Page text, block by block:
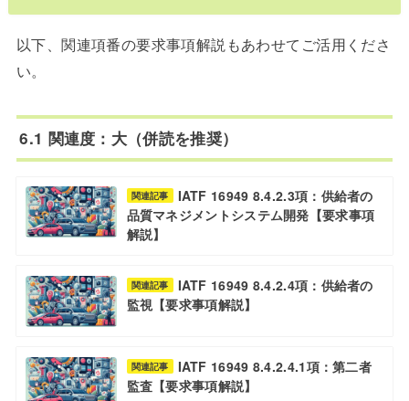
以下、関連項番の要求事項解説もあわせてご活用くださ
い。
6.1 関連度：大（併読を推奨）
関連記事
IATF 16949 8.4.2.3項：供給者の
品質マネジメントシステム開発【要求事項
解説】
関連記事
IATF 16949 8.4.2.4項：供給者の
監視【要求事項解説】
関連記事
IATF 16949 8.4.2.4.1項：第二者
監査【要求事項解説】